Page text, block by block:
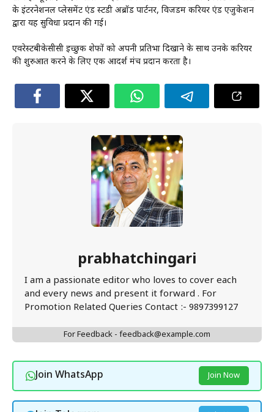
के इंटरनेशनल प्लेसमेंट एंड स्टडी अब्रॉड पार्टनर, विजडम करियर एंड एजुकेशन
द्वारा यह सुविधा प्रदान की गई।
एवरेस्टबीकेसीसी इच्छुक शेफों को अपनी प्रतिभा दिखाने के साथ उनके करियर
की शुरुआत करने के लिए एक आदर्श मंच प्रदान करता है।
prabhatchingari
I am a passionate editor who loves to cover each
and every news and present it forward . For
Promotion Related Queries Contact :- 9897399127
For Feedback - feedback@example.com
Join WhatsApp Join Now